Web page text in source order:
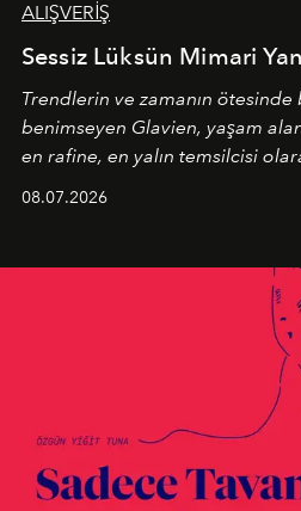
ALIŞVERİŞ
Sessiz Lüksün Mimari
Trendlerin ve zamanın ötesinde
benimseyen Glavien, yaşam
en rafine, en yalın temsilcisi
08.07.2026